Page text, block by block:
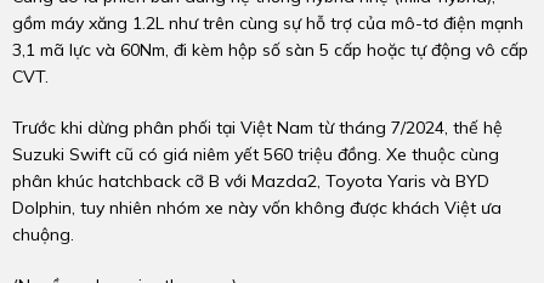
gồm máy xăng 1.2L như trên cùng sự hỗ trợ của mô-tơ điện mạnh
3,1 mã lực và 60Nm, đi kèm hộp số sàn 5 cấp hoặc tự động vô cấp
CVT.
Trước khi dừng phân phối tại Việt Nam từ tháng 7/2024, thế hệ
Suzuki Swift cũ có giá niêm yết 560 triệu đồng. Xe thuộc cùng
phân khúc hatchback cỡ B với Mazda2, Toyota Yaris và BYD
Dolphin, tuy nhiên nhóm xe này vốn không được khách Việt ưa
chuộng.